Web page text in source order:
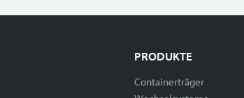
PRODUKTE
Containerträger